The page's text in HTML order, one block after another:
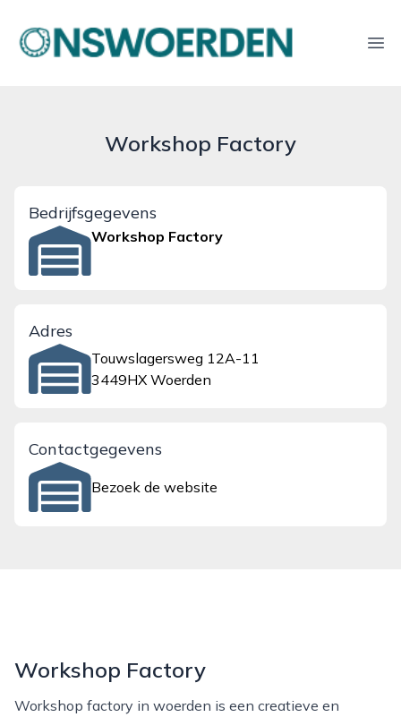
onswoerden.nl
Workshop Factory
Bedrijfsgegevens
Workshop Factory
Adres
Touwslagersweg 12A-11
3449HX Woerden
Contactgegevens
Bezoek de website
Workshop Factory
Workshop factory in woerden is een creatieve en